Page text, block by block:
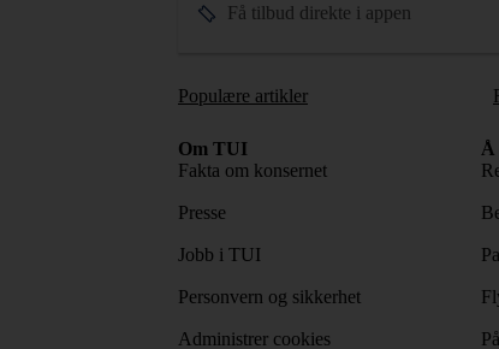
Få tilbud direkte i appen
Populære artikler
Om TUI
Fakta om konsernet
Presse
Jobb i TUI
Personvern og sikkerhet
Administrer cookies
Å